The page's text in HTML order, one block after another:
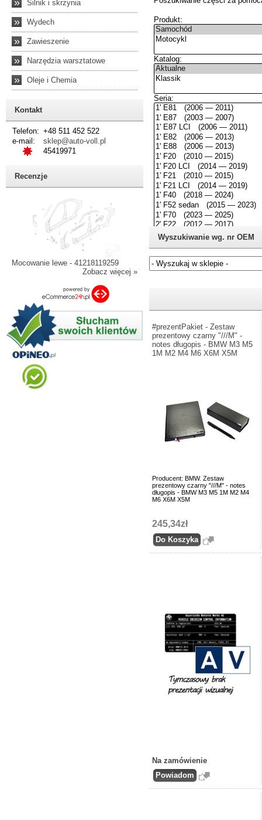
» Silnik i skrzynia
» Wydech
» Zawieszenie
» Narzędzia warsztatowe
» Oleje i Chemia
Kontakt
Telefon: +48 511 452 522
e-mail:
sklep@auto-voll.pl
45419971
Recenzje
Mocowanie lewe - 41218119259
Zobacz więcej »
Wyszukiwanie wg. nr OEM
#prezentPakiet - Zestaw
prezentowy czarny "///M" -
notes długopis - BMW M3 M5
1M M2 M4 M6 X6M X5M
Producent: BMW. Zestaw
prezentowy czarny "///M" - notes
długopis - BMW M3 M5 1M M2 M4
M6 X6M X5M
245,34zł
Na zamówienie